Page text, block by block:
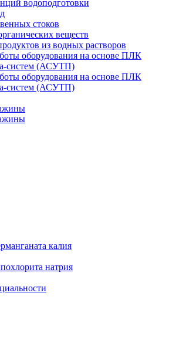
водоподготовки
стоков
веществ
из водных растворов
оборудования на основе ПЛК
систем (АСУТП)
оборудования на основе ПЛК
систем (АСУТП)
калия
натрия